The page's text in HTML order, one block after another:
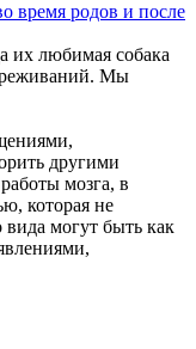
время родов и после
их любимая собака
Мы
другими
мозга, в
которая не
могут быть как